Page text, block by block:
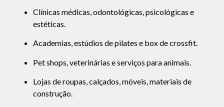
Clínicas médicas, odontológicas, psicológicas e
estéticas.
Academias, estúdios de pilates e box de crossfit.
Pet shops, veterinárias e serviços para animais.
Lojas de roupas, calçados, móveis, materiais de
construção.